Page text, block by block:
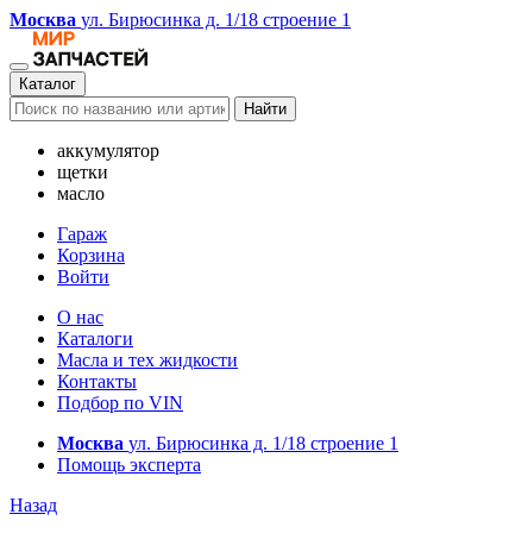
Москва ул. Бирюсинка д. 1/18 строение 1
Каталог
Найти
аккумулятор
щетки
масло
Гараж
Корзина
Войти
О нас
Каталоги
Масла и тех жидкости
Контакты
Подбор по VIN
Москва ул. Бирюсинка д. 1/18 строение 1
Помощь эксперта
Назад